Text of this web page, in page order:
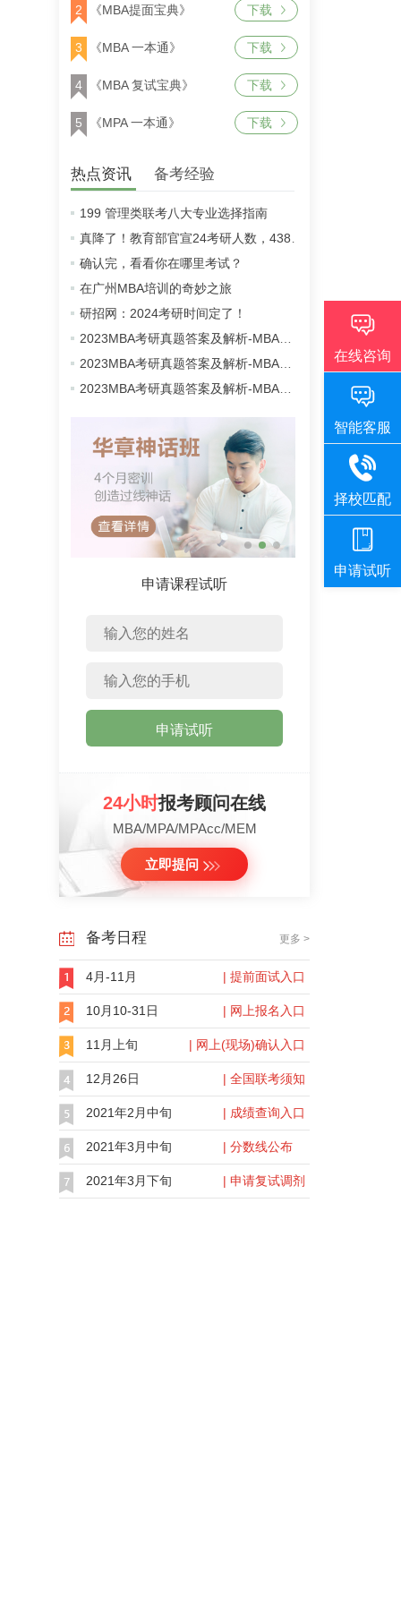
2 《MBA提面宝典》 下载
3 《MBA 一本通》 下载
4 《MBA 复试宝典》 下载
5 《MPA 一本通》 下载
热点资讯 备考经验
199 管理类联考八大专业选择指南
真降了！教育部官宣24考研人数，438万！
确认完，看看你在哪里考试？
在广州MBA培训的奇妙之旅
研招网：2024考研时间定了！
2023MBA考研真题答案及解析-MBA英语二真题解析（雄松华章文字版）
2023MBA考研真题答案及解析-MBA数学真题解析（雄松华章文字版）
2023MBA考研真题答案及解析-MBA逻辑真题解析（雄松华章文字版）
申请课程试听
申请试听
24小时报考顾问在线
MBA/MPA/MPAcc/MEM
立即提问
备考日程 更多 >
4月-11月 | 提前面试入口
10月10-31日 | 网上报名入口
11月上旬 | 网上(现场)确认入口
12月26日 | 全国联考须知
2021年2月中旬 | 成绩查询入口
2021年3月中旬 | 分数线公布
2021年3月下旬 | 申请复试调剂